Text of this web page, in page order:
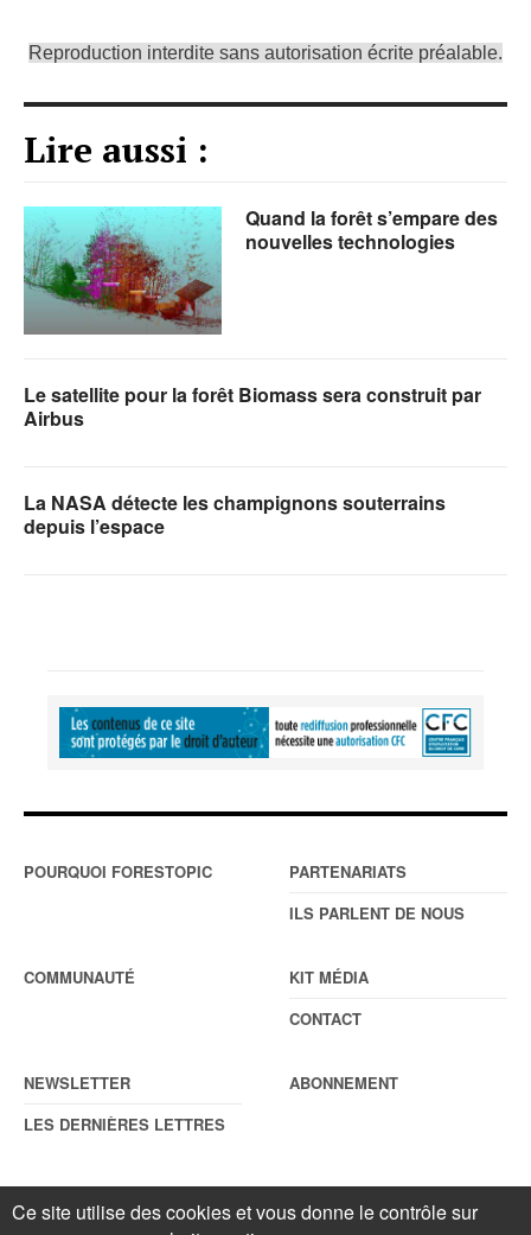
Reproduction interdite sans autorisation écrite préalable.
Lire aussi :
Quand la forêt s’empare des
nouvelles technologies
Le satellite pour la forêt Biomass sera construit par
Airbus
La NASA détecte les champignons souterrains
depuis l’espace
POURQUOI FORESTOPIC
PARTENARIATS
ILS PARLENT DE NOUS
COMMUNAUTÉ
KIT MÉDIA
CONTACT
NEWSLETTER
LES DERNIÈRES LETTRES
ABONNEMENT
© ForestopicMentions légales. Reproduction interdite sans autorisation
Ce site utilise des cookies et vous donne le contrôle sur